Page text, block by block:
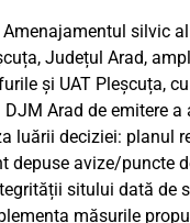
Amenajamentul silvic
Județul Arad,
și UAT Pleșcuța,
Arad de emitere a
luării deciziei: planul
avize/puncte
sitului dată de
măsurile